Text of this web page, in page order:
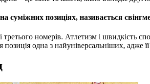
суміжних позиціях, називається
номерів. Атлетизм і швидкість
одна з найуніверсальніших, адже